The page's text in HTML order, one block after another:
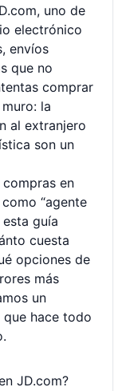
uno de
electrónico
envíos
que no
comprar
la
al extranjero
son un
en
“agente
esta guía
cuesta
opciones de
más
un
hace todo
JD.com?